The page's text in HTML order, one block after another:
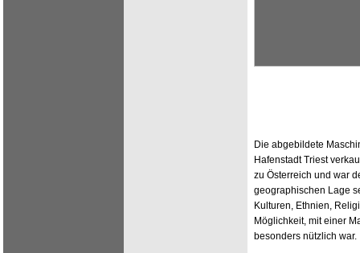
Die abgebildete
Hafenstadt Triest
zu Österreich und war
geographischen Lage
Kulturen, Ethnien,
Möglichkeit, mit einer
besonders nützlich war.